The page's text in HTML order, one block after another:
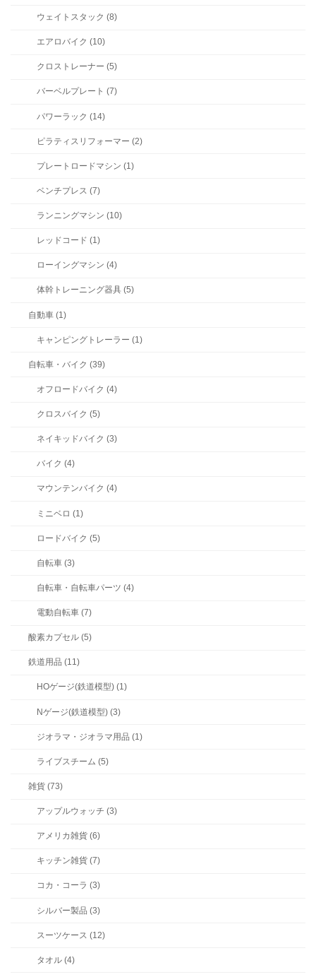
ウェイトスタック (8)
エアロバイク (10)
クロストレーナー (5)
バーベルプレート (7)
パワーラック (14)
ピラティスリフォーマー (2)
プレートロードマシン (1)
ベンチプレス (7)
ランニングマシン (10)
レッドコード (1)
ローイングマシン (4)
体幹トレーニング器具 (5)
自動車 (1)
キャンピングトレーラー (1)
自転車・バイク (39)
オフロードバイク (4)
クロスバイク (5)
ネイキッドバイク (3)
バイク (4)
マウンテンバイク (4)
ミニベロ (1)
ロードバイク (5)
自転車 (3)
自転車・自転車パーツ (4)
電動自転車 (7)
酸素カプセル (5)
鉄道用品 (11)
HOゲージ(鉄道模型) (1)
Nゲージ(鉄道模型) (3)
ジオラマ・ジオラマ用品 (1)
ライブスチーム (5)
雑貨 (73)
アップルウォッチ (3)
アメリカ雑貨 (6)
キッチン雑貨 (7)
コカ・コーラ (3)
シルバー製品 (3)
スーツケース (12)
タオル (4)